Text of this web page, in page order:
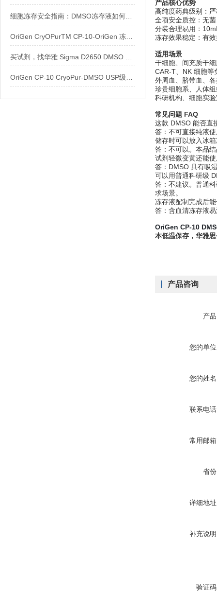
产品核心优势
高纯度药典级别：
全项安全质控：无
分装合理易用：
冻存效果稳定：有
适用场景
干细胞、间充质干
CAR-T、NK 细胞等
外周血、脐带血、
珍贵细胞系、人体
科研机构、细胞实
常见问题 FAQ
这款 DMSO 能否直
答：不可直接纯液
储存时可以放入冰
答：不可以。本品
试剂轻微变黄还能
答：DMSO 具有吸
可以用普通科研级
答：不建议。普通
求场景。
冻存液配制完成后
答：含血清冻存液
OriGen CP-10
本低温保存，华雅
产品咨询
产
您的单
您的姓
联系电
常用邮
省
详细地
补充说
验证